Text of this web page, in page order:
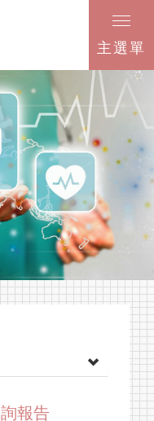
主選單
報告